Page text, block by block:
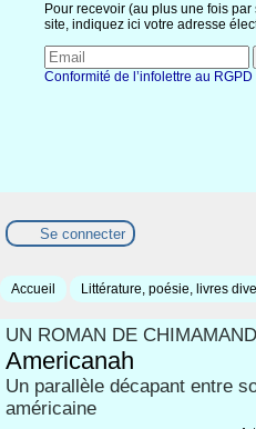
Pour recevoir (au plus une fois
site, indiquez ici votre adresse
Conformité de l’infolettre au RGPD
Se connecter
Accueil Littérature, poésie, livres
UN ROMAN DE
Americanah
Un parallèle décapant entre
américaine